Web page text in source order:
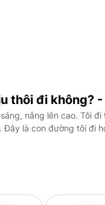
thôi đi không?
nắng lên cao. Tôi
Đây là con đường tôi đi